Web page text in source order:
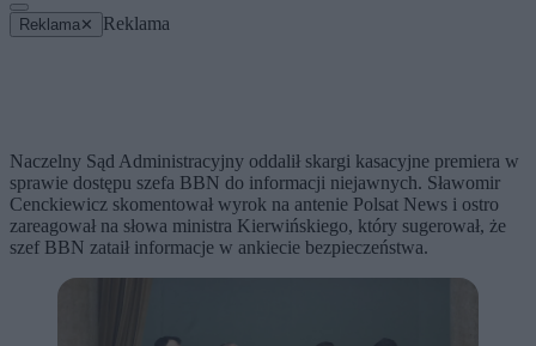
Reklama ✕ Reklama
Naczelny Sąd Administracyjny oddalił skargi kasacyjne premiera w
sprawie dostępu szefa BBN do informacji niejawnych. Sławomir
Cenckiewicz skomentował wyrok na antenie Polsat News i ostro
zareagował na słowa ministra Kierwińskiego, który sugerował, że
szef BBN zataił informacje w ankiecie bezpieczeństwa.